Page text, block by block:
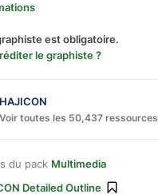
est obligatoire.
le graphiste ?
HAJICON
Voir toutes les 50,437 ressources
du pack Multimedia
Detailed Outline